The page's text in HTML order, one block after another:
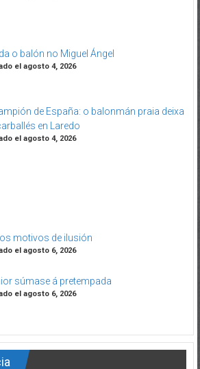
o balón no Miguel Ángel
el agosto 4, 2026
de España: o balonmán praia deixa
en Laredo
el agosto 4, 2026
motivos de ilusión
el agosto 6, 2026
súmase á pretempada
el agosto 6, 2026